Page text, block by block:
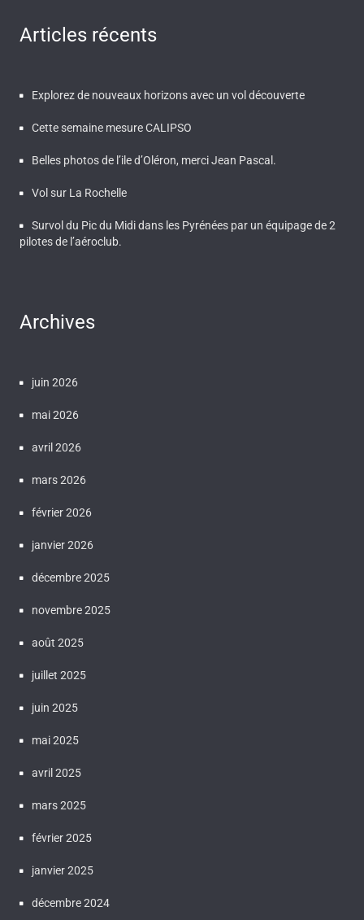
Articles récents
Explorez de nouveaux horizons avec un vol découverte
Cette semaine mesure CALIPSO
Belles photos de l’ile d’Oléron, merci Jean Pascal.
Vol sur La Rochelle
Survol du Pic du Midi dans les Pyrénées par un équipage de 2
pilotes de l’aéroclub.
Archives
juin 2026
mai 2026
avril 2026
mars 2026
février 2026
janvier 2026
décembre 2025
novembre 2025
août 2025
juillet 2025
juin 2025
mai 2025
avril 2025
mars 2025
février 2025
janvier 2025
décembre 2024